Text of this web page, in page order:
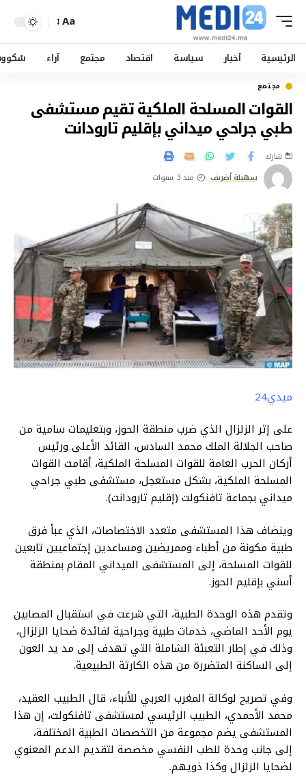
Aa
الرئيسية أخبار سياسة اقتصاد مجتمع آراء
مجتمع
القوات المسلحة الملكية تقيم مستشفى
طبي جراحي ميداني بإقليم تارودانت
سهيلة أضريف منذ 3 سنوات
شارك
ميدي24
على إثر الزلزال الذي ضرب منطقة الحوز، وبتعليمات سامية من
صاحب الجلالة الملك محمد السادس، القائد الأعلى ورئيس
أركان الحرب العامة للقوات المسلحة الملكية، أقامت القوات
المسلحة الملكية، بشكل مستعجل، مستشفى طبي جراحي
ميداني بجماعة تافنكولت (إقليم تارودانت).
وينضاف هذا المستشفى متعدد الاختصاصات، الذي عبأ فرق
طبية مكونة من أطباء وممريضين ومساعدين إجتماعيين تابعين
للقوات المسلحة، إلى المستشفى الميداني المقام بمنطقة
أسني بإقليم الحوز.
وتقدم هذه الوحدة الطبية، التي شرعت في استقبال المصابين
يوم الأحد الماضي، خدمات طبية وجراحية لفائدة ضحايا الزلزال،
وذلك في إطار التعبئة الشاملة التي تهدف إلى مد يد العون
إلى الساكنة المتضررة من هذه الكارثة الطبيعية.
وفي تصريح لوكالة المغرب العربي للأنباء، قال الطبيب العقيد،
محمد الأحمدي، الطبيب الرئيسي لمستشفى تافنكولت، إن هذا
المستشفى يضم مجموعة من التخصصات الطبية المختلفة،
إلى جانب وحدة للطب النفسي مخصصة لتقديم الدعم المعنوي
لضحايا الزلزال وكذا ذويهم.